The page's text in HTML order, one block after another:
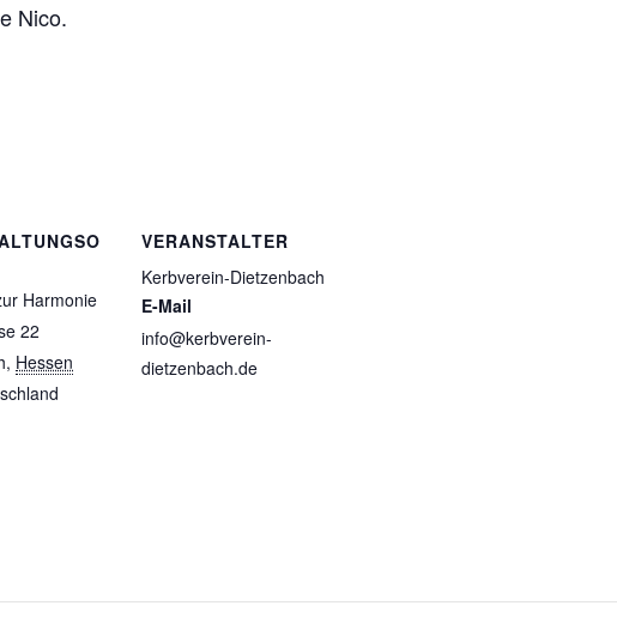
Nico.
Harmonie
22
, Hessen
VERANSTALTER
Kerbverein-Dietzenbach
E-Mail
info@kerbverein-
dietzenbach.de